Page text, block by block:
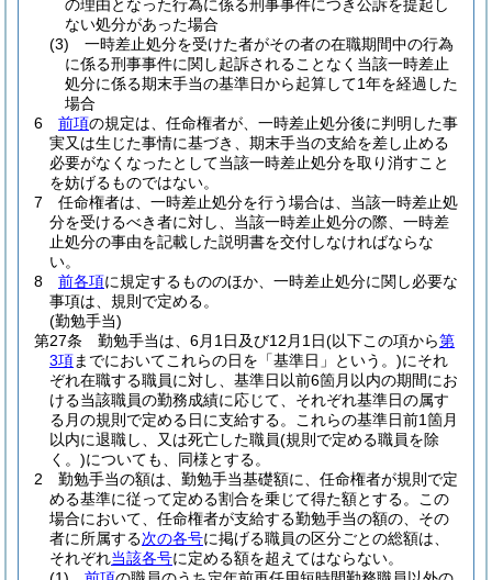
の理由となった行為に係る刑事事件につき公訴を提起し
ない処分があった場合
(3)
一時差止処分を受けた者がその者の在職期間中の行為
に係る刑事事件に関し起訴されることなく当該一時差止
処分に係る期末手当の基準日から起算して1年を経過した
場合
6
前項の規定は、任命権者が、一時差止処分後に判明した事
実又は生じた事情に基づき、期末手当の支給を差し止める
必要がなくなったとして当該一時差止処分を取り消すこと
を妨げるものではない。
7
任命権者は、一時差止処分を行う場合は、当該一時差止処
分を受けるべき者に対し、当該一時差止処分の際、一時差
止処分の事由を記載した説明書を交付しなければならな
い。
8
前各項に規定するもののほか、一時差止処分に関し必要な
事項は、規則で定める。
(勤勉手当)
第27条
勤勉手当は、6月1日及び12月1日(以下この項から第
3項までにおいてこれらの日を「基準日」という。)にそれ
ぞれ在職する職員に対し、基準日以前6箇月以内の期間にお
ける当該職員の勤務成績に応じて、それぞれ基準日の属す
る月の規則で定める日に支給する。
これらの基準日前1箇月
以内に退職し、又は死亡した職員(規則で定める職員を除
く。)についても、同様とする。
2
勤勉手当の額は、勤勉手当基礎額に、任命権者が規則で定
める基準に従って定める割合を乗じて得た額とする。
この
場合において、任命権者が支給する勤勉手当の額の、その
者に所属する次の各号に掲げる職員の区分ごとの総額は、
それぞれ当該各号に定める額を超えてはならない。